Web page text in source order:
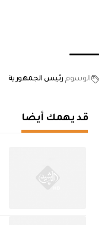
الوسوم رئيس الجمهورية
قد يهمك أيضا